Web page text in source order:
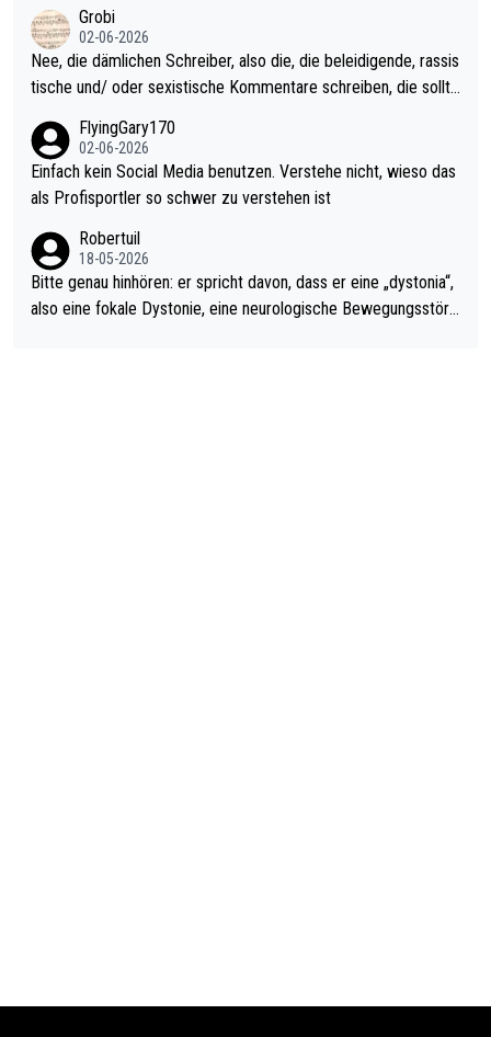
ohl wenig WDF Turniere spielen. Dies war bei Archie Self letzt
es Jahr der Fall. Er musste als amtierender Weltmeister durch
den Qualifier und ich glaube kaum, dass Mitchel sich das (in Ve
el hat.
Grobi
02-06-2026
Nee, die dämlichen Schreiber, also die, die beleidigende, rassis
tische und/ oder sexistische Kommentare schreiben, die sollte
s Leben in den Griff kriegen. Nur eins wundert mich: Luke Little
r war doch neulich erst derjenige, der über Social Media GvV p
rovoziert hat. Und Littlers Mutter schießt öfters mal gegen Ric
FlyingGary170
02-06-2026
Einfach kein Social Media benutzen. Verstehe nicht, wieso das
als Profisportler so schwer zu verstehen ist
Robertuil
18-05-2026
Bitte genau hinhören: er spricht davon, dass er eine „dystonia“,
also eine fokale Dystonie, eine neurologische Bewegungsstöru